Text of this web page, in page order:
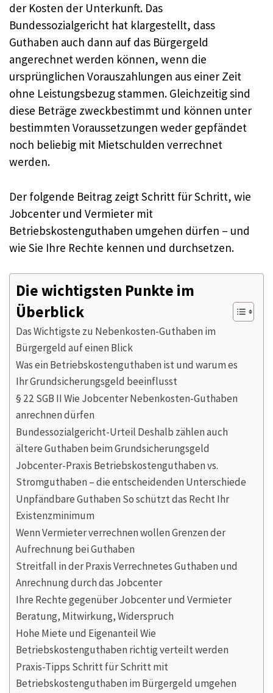
der Kosten der Unterkunft. Das
Bundessozialgericht hat klargestellt, dass
Guthaben auch dann auf das Bürgergeld
angerechnet werden können, wenn die
ursprünglichen Vorauszahlungen aus einer Zeit
ohne Leistungsbezug stammen. Gleichzeitig sind
diese Beträge zweckbestimmt und können unter
bestimmten Voraussetzungen weder gepfändet
noch beliebig mit Mietschulden verrechnet
werden.
Der folgende Beitrag zeigt Schritt für Schritt, wie
Jobcenter und Vermieter mit
Betriebskostenguthaben umgehen dürfen – und
wie Sie Ihre Rechte kennen und durchsetzen.
Die wichtigsten Punkte im
Überblick
Das Wichtigste zu Nebenkosten-Guthaben im
Bürgergeld auf einen Blick
Was ein Betriebskostenguthaben ist und warum es
Ihr Grundsicherungsgeld beeinflusst
§ 22 SGB II Wie Jobcenter Nebenkosten-Guthaben
anrechnen dürfen
Bundessozialgericht-Urteil Deshalb zählen auch
ältere Guthaben beim Grundsicherungsgeld
Jobcenter-Praxis Betriebskostenguthaben vs.
Stromguthaben – die entscheidenden Unterschiede
Unpfändbare Guthaben So schützt das Recht Ihr
Existenzminimum
Wenn Vermieter verrechnen wollen Grenzen der
Aufrechnung bei Guthaben
Streitfall in der Praxis Verrechnetes Guthaben und
Anrechnung durch das Jobcenter
Ihre Rechte gegenüber Jobcenter und Vermieter
Beratung, Mitwirkung, Widerspruch
Hohe Miete und Eigenanteil Wie
Betriebskostenguthaben richtig verteilt werden
Praxis-Tipps Schritt für Schritt mit
Betriebskostenguthaben im Bürgergeld umgehen